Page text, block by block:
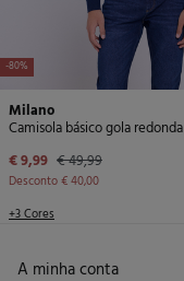
-80%
Milano
Camisola básico gola redonda
€ 9,99 € 49,99
Desconto€ 40,00
+3 Cores
A minha conta